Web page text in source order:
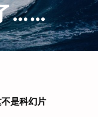
……
是科幻片